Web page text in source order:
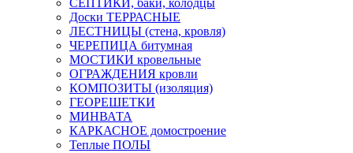
СЕПТИКИ, баки, колодцы
Доски ТЕРРАСНЫЕ
ЛЕСТНИЦЫ (стена, кровля)
ЧЕРЕПИЦА битумная
МОСТИКИ кровельные
ОГРАЖДЕНИЯ кровли
КОМПОЗИТЫ (изоляция)
ГЕОРЕШЕТКИ
МИНВАТА
КАРКАСНОЕ домостроение
Теплые ПОЛЫ